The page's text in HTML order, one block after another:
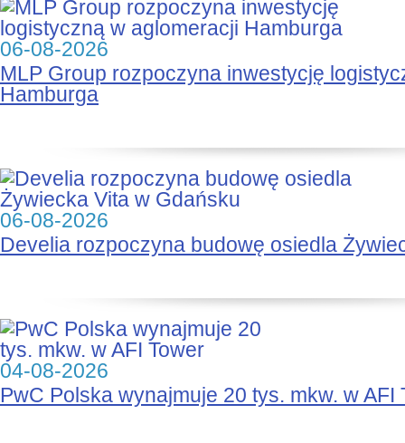
06-08-2026
MLP Group rozpoczyna inwestycję
Hamburga
06-08-2026
Develia rozpoczyna budowę osiedla
04-08-2026
PwC Polska wynajmuje 20 tys. mkw. w AFI